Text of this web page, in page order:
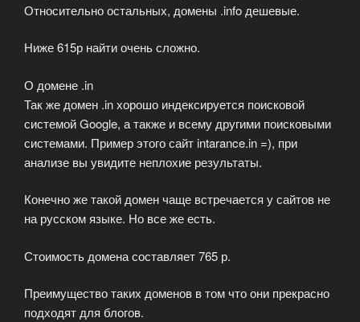
Относительно остальных, домены .info дешевые.
Ниже 615р найти очень сложно.
О домене .in
Так же домен .in хорошо индексируется поисковой
системой Google, а также и всему другими поисковыми
системами. Пример этого сайт intarance.in =), при
анализе вы увидите неплохие результаты.
Конечно же такой домен чаще встречается у сайтов не
на русском языке. Но все же есть.
Стоимость домена составляет 765 р.
Преимущество таких доменов в том что они прекрасно
подходят для блогов.